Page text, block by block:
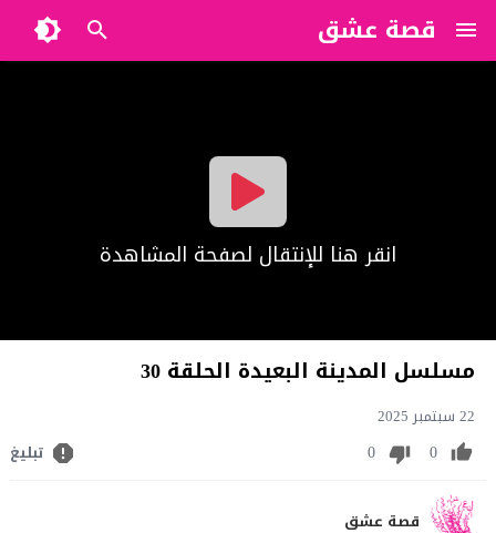
قصة عشق
?>
انقر هنا للإنتقال لصفحة المشاهدة
مسلسل المدينة البعيدة الحلقة 30
22 سبتمبر 2025
0
0 تبليغ
قصة عشق